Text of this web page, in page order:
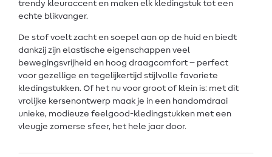
trendy kleuraccent en maken elk kledingstuk tot een
echte blikvanger.
De stof voelt zacht en soepel aan op de huid en biedt
dankzij zijn elastische eigenschappen veel
bewegingsvrijheid en hoog draagcomfort – perfect
voor gezellige en tegelijkertijd stijlvolle favoriete
kledingstukken. Of het nu voor groot of klein is: met dit
vrolijke kersenontwerp maak je in een handomdraai
unieke, modieuze feelgood-kledingstukken met een
vleugje zomerse sfeer, het hele jaar door.